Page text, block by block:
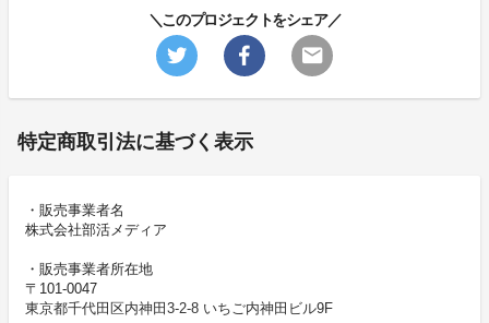
＼このプロジェクトをシェア／
特定商取引法に基づく表示
・販売事業者名
株式会社部活メディア
・販売事業者所在地
〒101-0047
東京都千代田区内神田3-2-8 いちご内神田ビル9F